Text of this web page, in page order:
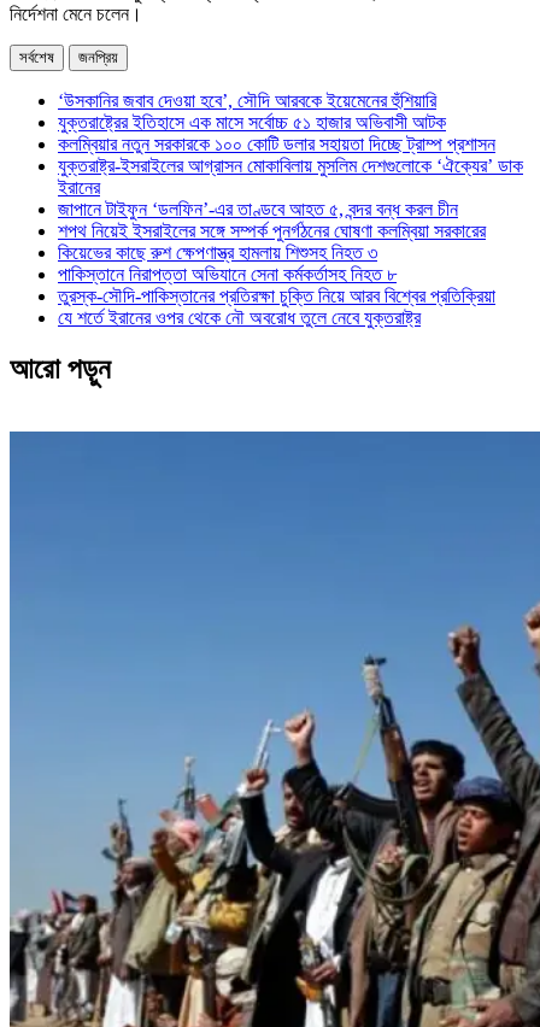
নির্দেশনা মেনে চলেন।
সর্বশেষ জনপ্রিয়
‘উসকানির জবাব দেওয়া হবে’, সৌদি আরবকে ইয়েমেনের হুঁশিয়ারি
যুক্তরাষ্ট্রের ইতিহাসে এক মাসে সর্বোচ্চ ৫১ হাজার অভিবাসী আটক
কলম্বিয়ার নতুন সরকারকে ১০০ কোটি ডলার সহায়তা দিচ্ছে ট্রাম্প প্রশাসন
যুক্তরাষ্ট্র-ইসরাইলের আগ্রাসন মোকাবিলায় মুসলিম দেশগুলোকে ‘ঐক্যের’ ডাক
ইরানের
জাপানে টাইফুন ‘ডলফিন’-এর তাণ্ডবে আহত ৫, বন্দর বন্ধ করল চীন
শপথ নিয়েই ইসরাইলের সঙ্গে সম্পর্ক পুনর্গঠনের ঘোষণা কলম্বিয়া সরকারের
কিয়েভের কাছে রুশ ক্ষেপণাস্ত্র হামলায় শিশুসহ নিহত ৩
পাকিস্তানে নিরাপত্তা অভিযানে সেনা কর্মকর্তাসহ নিহত ৮
তুরস্ক-সৌদি-পাকিস্তানের প্রতিরক্ষা চুক্তি নিয়ে আরব বিশ্বের প্রতিক্রিয়া
যে শর্তে ইরানের ওপর থেকে নৌ অবরোধ তুলে নেবে যুক্তরাষ্ট্র
আরো পড়ুন